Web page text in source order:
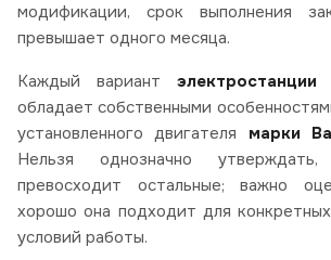
модификации, срок выполнения
превышает одного месяца.
Каждый вариант
обладает собственными
установленного двигателя марки
Нельзя однозначно
превосходит остальные; важно
хорошо она подходит для
условий работы.